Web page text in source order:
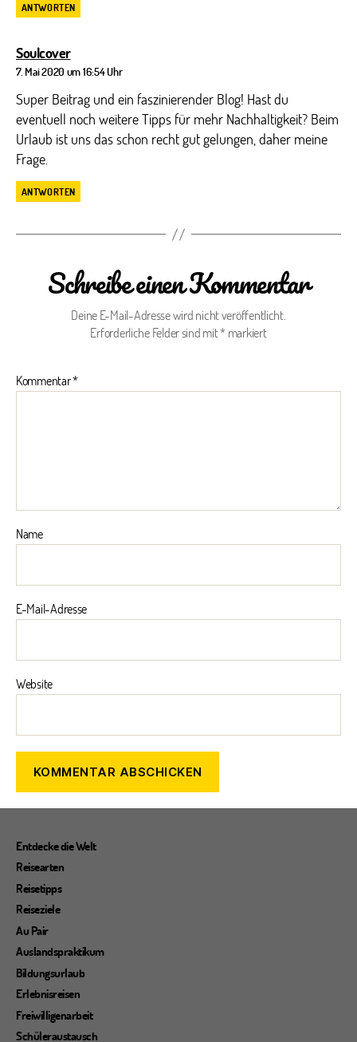
ANTWORTEN
Soulcoversagt:
7. Mai 2020 um 16:54 Uhr
Super Beitrag und ein faszinierender Blog! Hast du
eventuell noch weitere Tipps für mehr Nachhaltigkeit? Beim
Urlaub ist uns das schon recht gut gelungen, daher meine
Frage.
ANTWORTEN
Schreibe einen Kommentar
Deine E-Mail-Adresse wird nicht veröffentlicht.
Erforderliche Felder sind mit*markiert
Kommentar*
Name
E-Mail-Adresse
Website
Entdecke die Welt
Reisearten
Reisetipps
Reiseziele
Au Pair
Auslandspraktikum
Bildungsurlaub
Erlebnisreisen
Freiwilligenarbeit
Schüleraustausch